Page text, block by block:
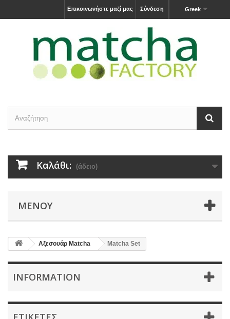
Greek
Σύνδεση
Επικοινωνήστε μαζί μας
Καλάθι: (άδειο)
ΜΕΝΟΎ
Αξεσουάρ Μatcha Matcha Set
INFORMATION